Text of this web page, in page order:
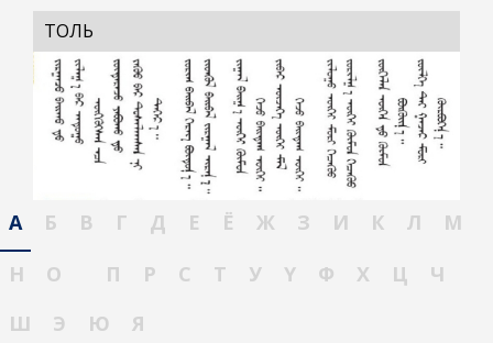
ТОЛЬ
А Б В Г Д Е Ё Ж З И К Л
М
Н
О П Р С Т У Ү Ф Х Ц
Ч
Ш
Э Ю Я